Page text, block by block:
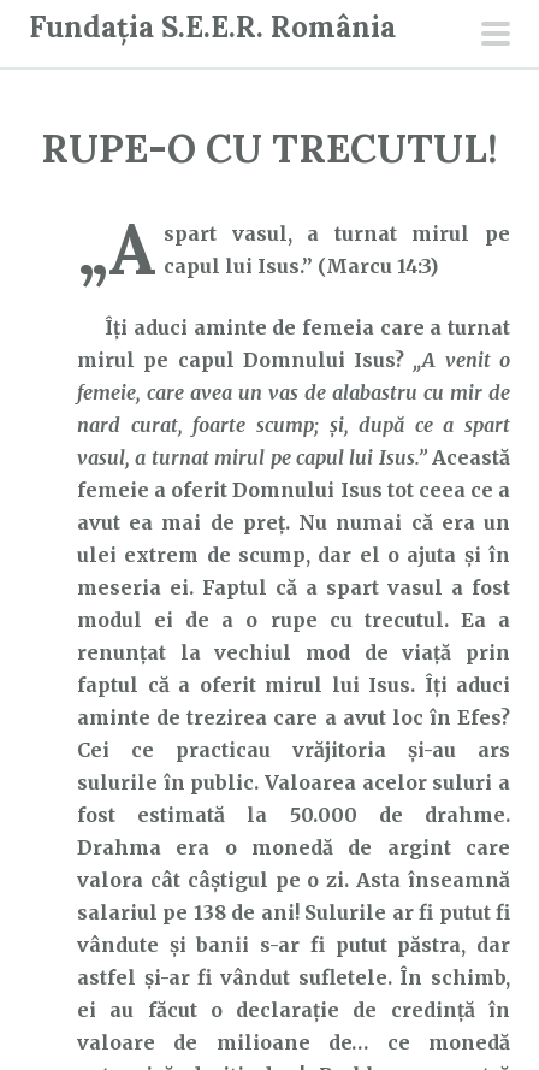
Fundația S.E.E.R. România
RUPE-O CU TRECUTUL!
„A spart vasul, a turnat mirul pe
capul lui Isus.” (Marcu 14:3)
Îți aduci aminte de femeia care a turnat
mirul pe capul Domnului Isus? „A venit o
femeie, care avea un vas de alabastru cu mir de
nard curat, foarte scump; și, după ce a spart
vasul, a turnat mirul pe capul lui Isus.”Această
femeie a oferit Domnului Isus tot ceea ce a
avut ea mai de preț. Nu numai că era un
ulei extrem de scump, dar el o ajuta și în
meseria ei. Faptul că a spart vasul a fost
modul ei de a o rupe cu trecutul. Ea a
renunțat la vechiul mod de viață prin
faptul că a oferit mirul lui Isus. Îți aduci
aminte de trezirea care a avut loc în Efes?
Cei ce practicau vrăjitoria și-au ars
sulurile în public. Valoarea acelor suluri a
fost estimată la 50.000 de drahme.
Drahma era o monedă de argint care
valora cât câștigul pe o zi. Asta înseamnă
salariul pe 138 de ani! Sulurile ar fi putut fi
vândute și banii s-ar fi putut păstra, dar
astfel și-ar fi vândut sufletele. În schimb,
ei au făcut o declarație de credință în
valoare de milioane de… ce monedă